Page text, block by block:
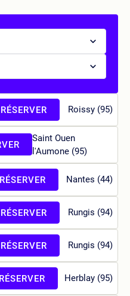
Roissy (95)
RÉSERVER
Saint Ouen
l'Aumone (95)
Nantes (44)
RÉSERVER
Rungis (94)
RÉSERVER
Rungis (94)
RÉSERVER
Herblay (95)
RÉSERVER